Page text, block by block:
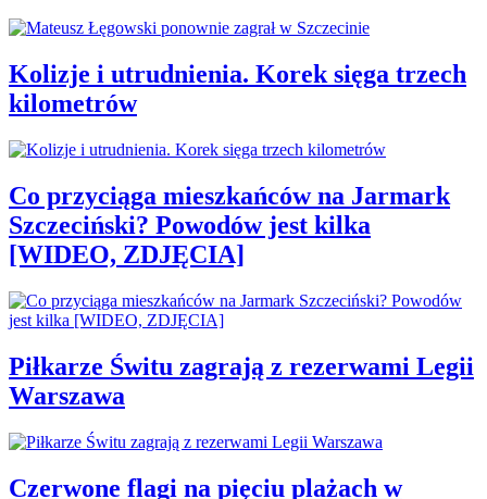
Kolizje i utrudnienia. Korek sięga trzech
kilometrów
Co przyciąga mieszkańców na Jarmark
Szczeciński? Powodów jest kilka
[WIDEO, ZDJĘCIA]
Piłkarze Świtu zagrają z rezerwami Legii
Warszawa
Czerwone flagi na pięciu plażach w